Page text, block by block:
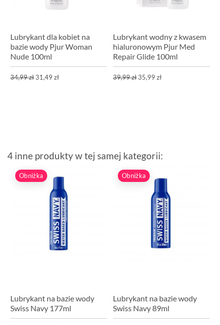
Lubrykant dla kobiet na
bazie wody Pjur Woman
Nude 100ml
34,99 zł31,49 zł
Lubrykant wodny z kwasem
hialuronowym Pjur Med
Repair Glide 100ml
39,99 zł35,99 zł
4 inne produkty w tej samej kategorii:
Obniżka
Lubrykant na bazie wody
Swiss Navy 177ml
Obniżka
Lubrykant na bazie wody
Swiss Navy 89ml